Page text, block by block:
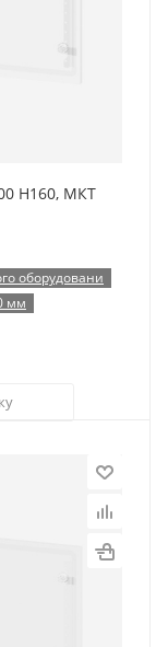
H160, МКТ
оборудовани
мм